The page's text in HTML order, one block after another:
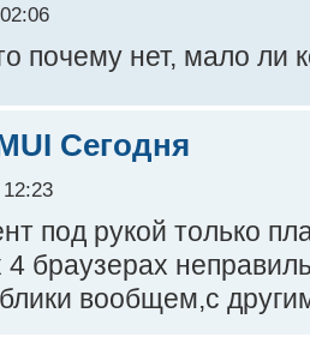
почему нет, мало ли
Сегодня
под рукой только
4 браузерах
вообщем,с